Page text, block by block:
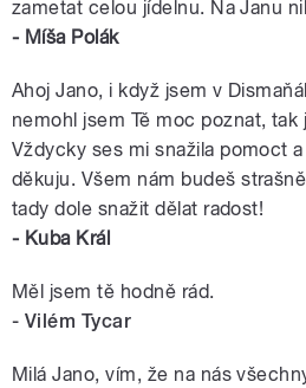
zametat celou jídelnu. Na Janu
- Míša Polák
Ahoj Jano, i když jsem v
nemohl jsem Tě moc poznat, tak
Vždycky ses mi snažila pomoct
děkuju. Všem nám budeš
tady dole snažit dělat radost!
- Kuba Král
Měl jsem tě hodně rád.
- Vilém Tycar
Milá Jano, vím, že na nás